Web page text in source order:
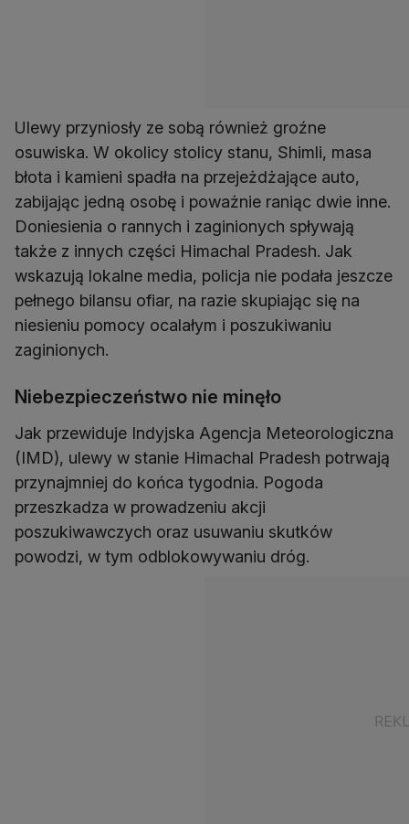
Ulewy przyniosły ze sobą również groźne
osuwiska. W okolicy stolicy stanu, Shimli, masa
błota i kamieni spadła na przejeżdżające auto,
zabijając jedną osobę i poważnie raniąc dwie inne.
Doniesienia o rannych i zaginionych spływają
także z innych części Himachal Pradesh. Jak
wskazują lokalne media, policja nie podała jeszcze
pełnego bilansu ofiar, na razie skupiając się na
niesieniu pomocy ocalałym i poszukiwaniu
zaginionych.
Niebezpieczeństwo nie minęło
Jak przewiduje Indyjska Agencja Meteorologiczna
(IMD), ulewy w stanie Himachal Pradesh potrwają
przynajmniej do końca tygodnia. Pogoda
przeszkadza w prowadzeniu akcji
poszukiwawczych oraz usuwaniu skutków